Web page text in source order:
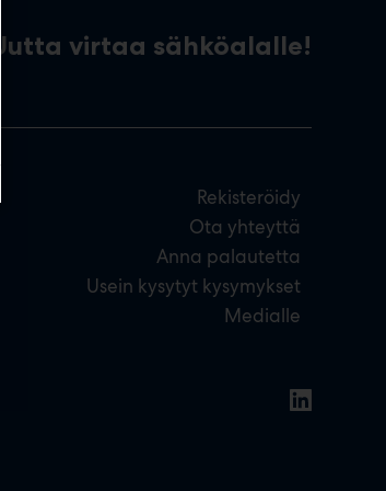
Uutta virtaa sähköalalle!
Rekisteröidy
Ota yhteyttä
Anna palautetta
Usein kysytyt kysymykset
Medialle